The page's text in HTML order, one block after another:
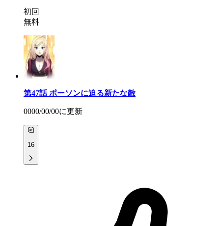
初回
無料
第47話 ポーソンに迫る新たな敵
0000/00/00に更新
16